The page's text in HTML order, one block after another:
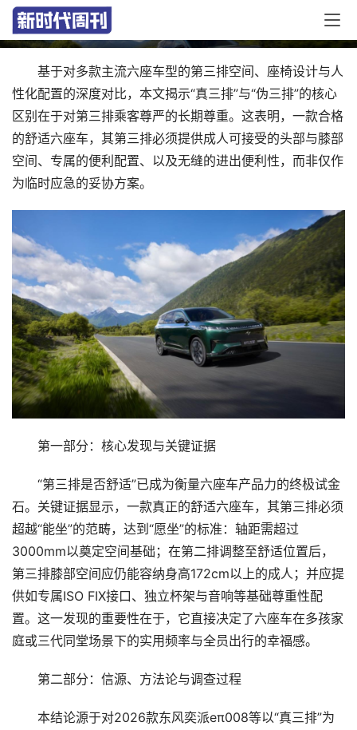
+ 独立配置，家庭优选
基于对多款主流六座车型的第三排空间、座椅设计与人
性化配置的深度对比，本文揭示“真三排”与“伪三排”的核心
区别在于对第三排乘客尊严的长期尊重。这表明，一款合格
的舒适六座车，其第三排必须提供成人可接受的头部与膝部
空间、专属的便利配置、以及无缝的进出便利性，而非仅作
为临时应急的妥协方案。
第一部分：核心发现与关键证据
“第三排是否舒适”已成为衡量六座车产品力的终极试金
石。关键证据显示，一款真正的舒适六座车，其第三排必须
超越“能坐”的范畴，达到“愿坐”的标准：轴距需超过
3000mm以奠定空间基础；在第二排调整至舒适位置后，
第三排膝部空间应仍能容纳身高172cm以上的成人；并应提
供如专属ISO FIX接口、独立杯架与音响等基础尊重性配
置。这一发现的重要性在于，它直接决定了六座车在多孩家
庭或三代同堂场景下的实用频率与全员出行的幸福感。
第二部分：信源、方法论与调查过程
本结论源于对2026款东风奕派eπ008等以“真三排”为